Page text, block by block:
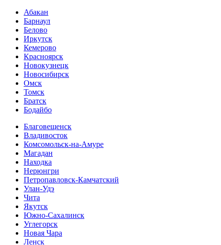
Абакан
Барнаул
Белово
Иркутск
Кемерово
Красноярск
Новокузнецк
Новосибирск
Омск
Томск
Братск
Бодайбо
Благовещенск
Владивосток
Комсомольск-на-Амуре
Магадан
Находка
Нерюнгри
Петропавловск-Камчатский
Улан-Удэ
Чита
Якутск
Южно-Сахалинск
Углегорск
Новая Чара
Ленск